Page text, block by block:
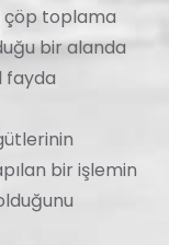
çöp toplama
bir alanda
fayda
bir işlemin